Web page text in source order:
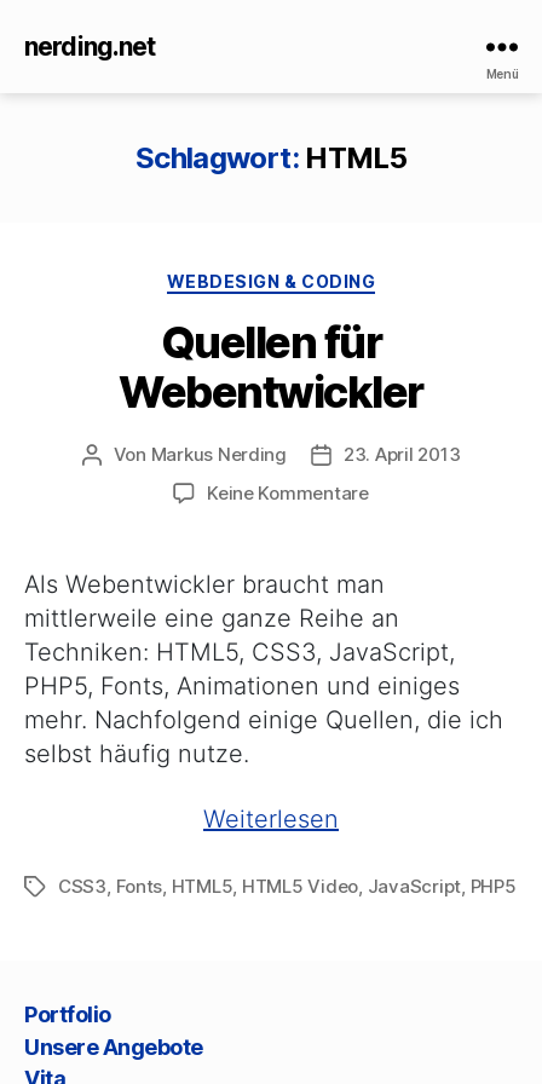
nerding.net
Menü
Schlagwort: HTML5
Kategorien
WEBDESIGN & CODING
Quellen für
Webentwickler
Beitragsautor
Von Markus Nerding Veröffentlichungsdatum
23. April 2013
Keine Kommentarezu
Als Webentwickler braucht man
mittlerweile eine ganze Reihe an
Techniken: HTML5, CSS3, JavaScript,
PHP5, Fonts, Animationen und einiges
mehr. Nachfolgend einige Quellen, die ich
selbst häufig nutze.
Weiterlesen
Webentwickler“
Schlagwörter
CSS3 Fonts HTML5 HTML5 Video JavaScript PHP5
Portfolio
Unsere Angebote
Vita